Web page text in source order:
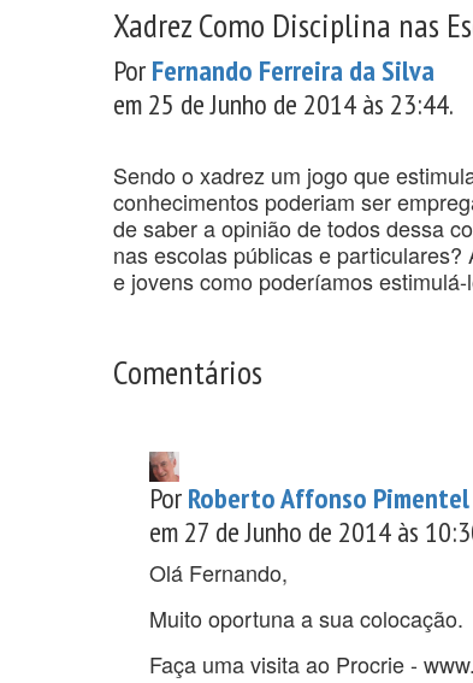
Xadrez Como Disciplina nas
PorFernando Ferreira da Silva
em 25 de Junho de 2014 às 23:44.
Sendo o xadrez um jogo que
conhecimentos poderiam ser
de saber a opinião de todos dessa
nas escolas públicas e
e jovens como poderíamos
Comentários
PorRoberto Affonso Pimentel
em 27 de Junho de 2014 às
Olá Fernando,
Muito oportuna a sua colocação.
Faça uma visita ao Procrie -